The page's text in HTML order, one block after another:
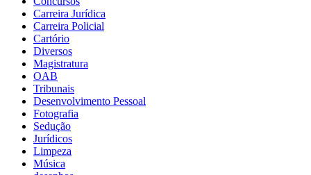
Carreira Jurídica
Carreira Policial
Cartório
Diversos
Magistratura
OAB
Tribunais
Desenvolvimento Pessoal
Fotografia
Sedução
Jurídicos
Limpeza
Música